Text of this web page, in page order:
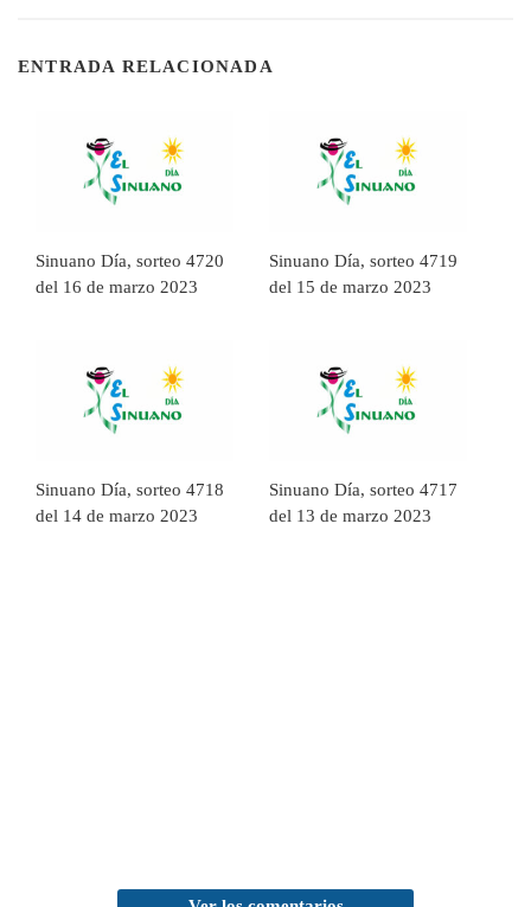
ENTRADA RELACIONADA
Sinuano Día, sorteo 4720
del 16 de marzo 2023
Sinuano Día, sorteo 4719
del 15 de marzo 2023
Sinuano Día, sorteo 4718
del 14 de marzo 2023
Sinuano Día, sorteo 4717
del 13 de marzo 2023